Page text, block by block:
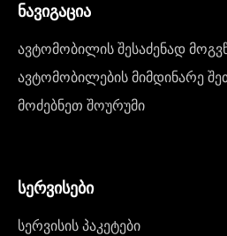
ნავიგაცია
ავტომობილის შესაძენად
ავტომობილების მიმდინარე
მოძებნეთ შოურუმი
სერვისები
სერვისის პაკეტები